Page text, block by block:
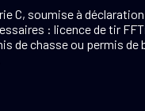
C, soumise à déclaration.
: licence de tir
de chasse ou permis de